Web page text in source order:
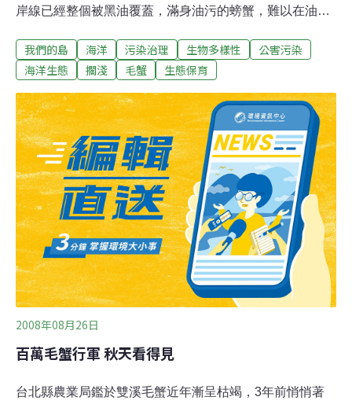
岸線已經整個被黑油覆蓋，滿身油污的螃蟹，難以在油海
再次在台灣北部的石門海岸上演…油污事件的元兇，是這
艘巴拿馬籍貨輪，原本預計在11月10日晚間進入基隆港停
裂，船艙內有493噸的重油和64噸的柴油，估計洩漏出100
噸以下的重油，由於貨輪擱淺地點離岸邊只有300公尺，
洩漏的重油也馬上污染了約3公里的海岸線。 環保署立即
在11日清晨，召集相關單位成立了緊急應變小組，持續監
控油污的污染範圍和貨輪殘油的洩漏狀況，由於貨輪擱淺
的位置，鄰近核一廠的進口，是否影響核電廠的運作，也
成為各方關注的焦點。另一方面，為了防堵油污流入石門
漁港，影響漁民作業，也緊急在漁港出入口放置攔油索。
我們的島 海洋 污染治理 生物多樣性
公害污染
海洋生態
擱淺 毛蟹 生態保育
2008年08月26日
百萬毛蟹行軍 秋天看得見
台北縣農業局鑑於雙溪毛蟹近年漸呈枯竭，3年前悄悄著